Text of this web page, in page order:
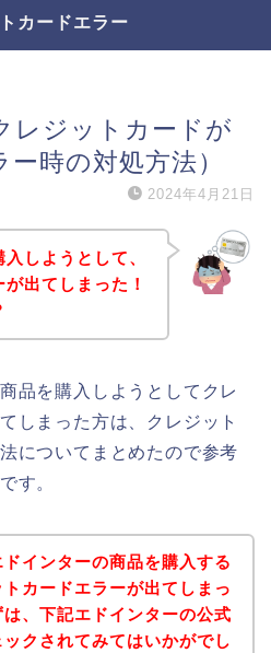
カードエラー
レジットカードが
時の対処方法）
2024年4月21日
しようとして、
出てしまった！
品を購入しようとしてクレ
しまった方は、クレジット
についてまとめたので参考
す。
インターの商品を購入する
カードエラーが出てしまっ
、下記エドインターの公式
クされてみてはいかがでし